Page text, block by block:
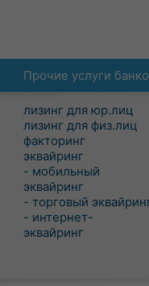
Прочие услуги
лизинг для юр.лиц
лизинг для физ.лиц
факторинг
эквайринг
- мобильный
эквайринг
- торговый
- интернет-
эквайринг